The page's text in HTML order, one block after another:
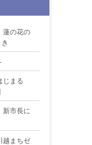
蓮の花の
じまる
市長に
まちゼ